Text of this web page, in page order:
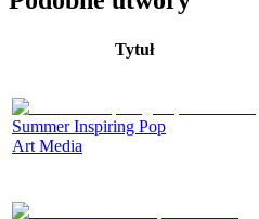
Tytuł
Summer Inspiring Pop
Art Media